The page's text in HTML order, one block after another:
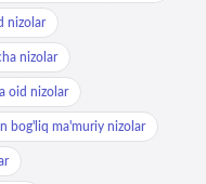
nizolar
nizolar
oid nizolar
bog'liq ma'muriy nizolar